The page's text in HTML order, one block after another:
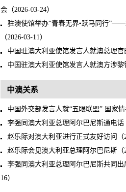
会（2026-03-24）
驻澳使馆举办“青春无界•跃马同行
（2026-03-11）
中国驻澳大利亚使馆发言人就澳总理
中国驻澳大利亚使馆发言人就澳方涉
中澳关系
中国外交部发言人就“五眼联盟” 国家
李强同澳大利亚总理阿尔巴尼斯通电话
赵乐际对澳大利亚进行正式友好访问（
赵乐际会见澳大利亚总理阿尔巴尼斯（
李强同澳大利亚总理阿尔巴尼斯共同
16）